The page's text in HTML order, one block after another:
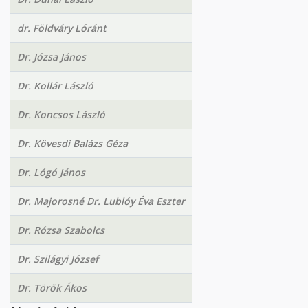
dr. Földváry Lóránt
Dr. Józsa János
Dr. Kollár László
Dr. Koncsos László
Dr. Kövesdi Balázs Géza
Dr. Lógó János
Dr. Majorosné Dr. Lublóy Éva Eszter
Dr. Rózsa Szabolcs
Dr. Szilágyi József
Dr. Török Ákos